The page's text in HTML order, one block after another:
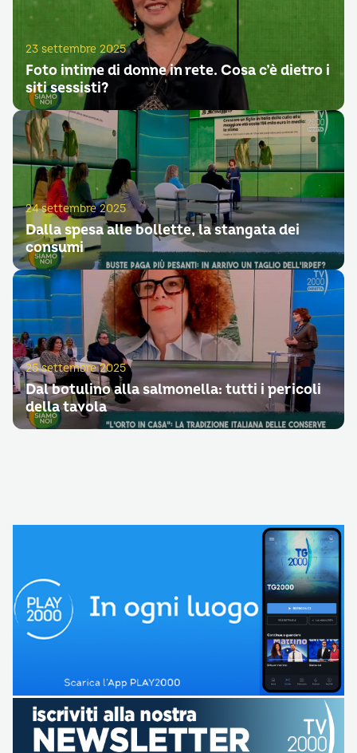
23 settembre 2025
Foto intime di donne in rete. Cosa c’è dietro i
siti sessisti?
24 settembre 2025
Dalla spesa alle bollette, la stangata dei
consumi
25 settembre 2025
Dal botulino alla salmonella: tutti i pericoli
della tavola